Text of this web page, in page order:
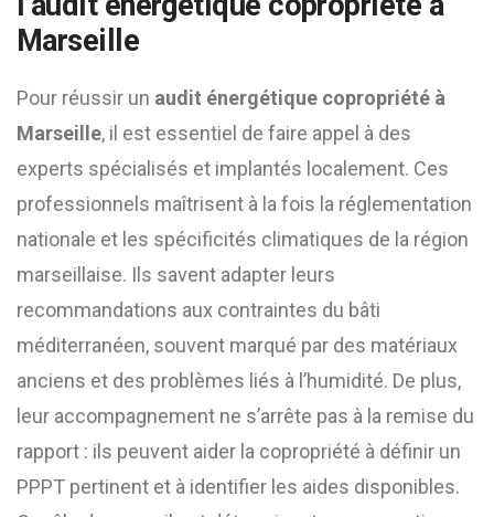
Marseille
Pour réussir un audit énergétique copropriété à
Marseille, il est essentiel de faire appel à des
experts spécialisés et implantés localement. Ces
professionnels maîtrisent à la fois la réglementation
nationale et les spécificités climatiques de la région
marseillaise. Ils savent adapter leurs
recommandations aux contraintes du bâti
méditerranéen, souvent marqué par des matériaux
anciens et des problèmes liés à l’humidité. De plus,
leur accompagnement ne s’arrête pas à la remise du
rapport : ils peuvent aider la copropriété à définir un
PPPT pertinent et à identifier les aides disponibles.